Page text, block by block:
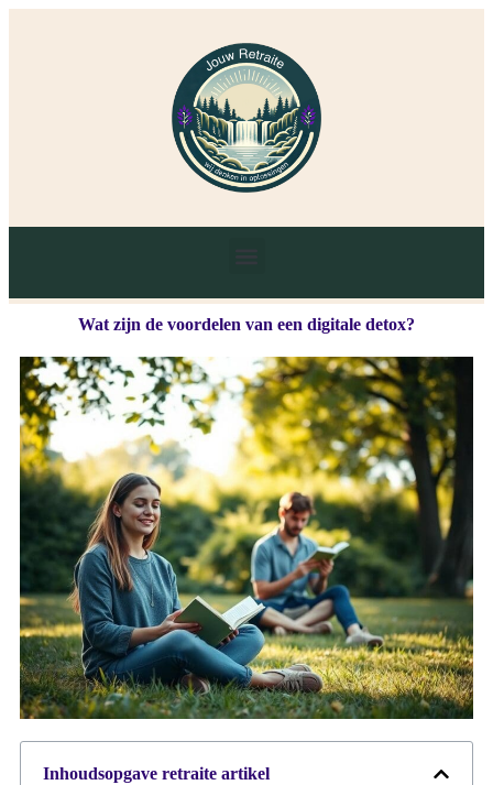
Wat zijn de voordelen van een digitale detox?
Inhoudsopgave retraite artikel